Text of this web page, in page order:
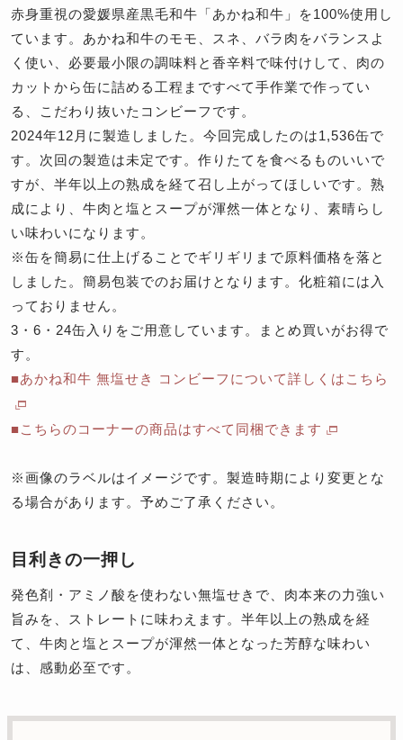
赤身重視の愛媛県産黒毛和牛「あかね和牛」を100%使用し
ています。あかね和牛のモモ、スネ、バラ肉をバランスよ
く使い、必要最小限の調味料と香辛料で味付けして、肉の
カットから缶に詰める工程まですべて手作業で作ってい
る、こだわり抜いたコンビーフです。
2024年12月に製造しました。今回完成したのは1,536缶で
す。次回の製造は未定です。作りたてを食べるものいいで
すが、半年以上の熟成を経て召し上がってほしいです。熟
成により、牛肉と塩とスープが渾然一体となり、素晴らし
い味わいになります。
※缶を簡易に仕上げることでギリギリまで原料価格を落と
しました。簡易包装でのお届けとなります。化粧箱には入
っておりません。
3・6・24缶入りをご用意しています。まとめ買いがお得で
す。
■あかね和牛 無塩せき コンビーフについて詳しくはこちら
■こちらのコーナーの商品はすべて同梱できます
※画像のラベルはイメージです。製造時期により変更とな
る場合があります。予めご了承ください。
目利きの一押し
発色剤・アミノ酸を使わない無塩せきで、肉本来の力強い
旨みを、ストレートに味わえます。半年以上の熟成を経
て、牛肉と塩とスープが渾然一体となった芳醇な味わい
は、感動必至です。